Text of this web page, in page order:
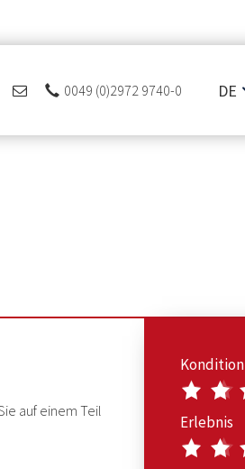
0049 (0)2972 9740-0
DE
NL
auf einem Teil
Kondition
Erlebnis